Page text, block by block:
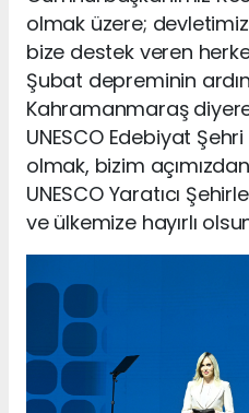
olmak üzere;
bize destek veren
Şubat depreminin
Kahramanmaraş
UNESCO Edebiyat
olmak, bizim
UNESCO Yaratıcı
ve ülkemize hayırlı